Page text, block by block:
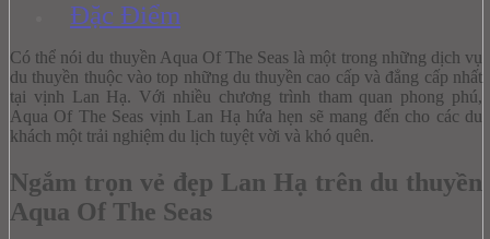
Đặc Điểm
Có thể nói du thuyền Aqua Of The Seas là một trong những dịch vụ
du thuyền thuộc vào top những du thuyền cao cấp và đẳng cấp nhất
tại vịnh Lan Hạ. Với nhiều chương trình tham quan phong phú,
Aqua Of The Seas vịnh Lan Hạ hứa hẹn sẽ mang đến cho các du
khách một trải nghiệm du lịch tuyệt vời và khó quên.
Ngắm trọn vẻ đẹp Lan Hạ trên du thuyền
Aqua Of The Seas